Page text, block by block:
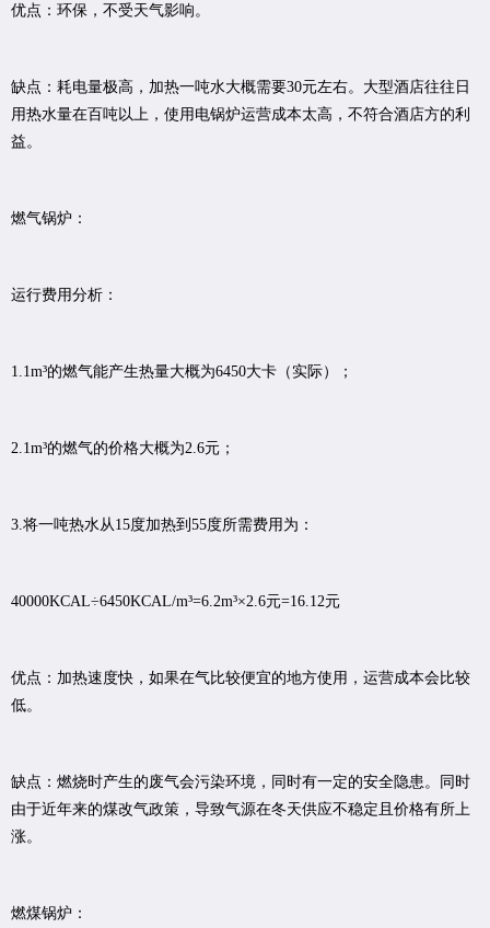
优点：环保，不受天气影响。
缺点：耗电量极高，加热一吨水大概需要30元左右。大型酒店往往日
用热水量在百吨以上，使用电锅炉运营成本太高，不符合酒店方的利
益。
燃气锅炉：
运行费用分析：
1.1m³的燃气能产生热量大概为6450大卡（实际）；
2.1m³的燃气的价格大概为2.6元；
3.将一吨热水从15度加热到55度所需费用为：
40000KCAL÷6450KCAL/m³=6.2m³×2.6元=16.12元
优点：加热速度快，如果在气比较便宜的地方使用，运营成本会比较
低。
缺点：燃烧时产生的废气会污染环境，同时有一定的安全隐患。同时
由于近年来的煤改气政策，导致气源在冬天供应不稳定且价格有所上
涨。
燃煤锅炉：